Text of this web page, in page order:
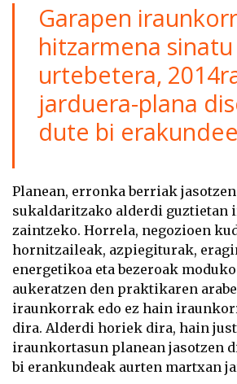
Garapen
hitzarmena
urtebetera,
jarduera-plana
dute bi
Planean, erronka berriak
sukaldaritzako alderdi guztietan
zaintzeko. Horrela, negozioen
hornitzaileak, azpiegiturak,
energetikoa eta bezeroak
aukeratzen den praktikaren
iraunkorrak edo ez hain
dira. Alderdi horiek dira, hain
iraunkortasun planean jasotzen
bi erankundeak aurten martxan